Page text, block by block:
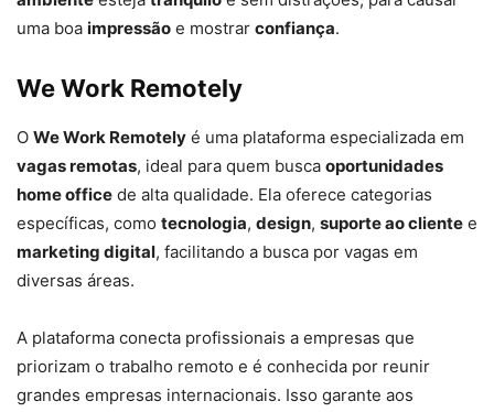
uma boa impressão e mostrar confiança.
We Work Remotely
O We Work Remotely é uma plataforma especializada em
vagas remotas, ideal para quem busca oportunidades
home office de alta qualidade. Ela oferece categorias
específicas, como tecnologia, design, suporte ao cliente e
marketing digital, facilitando a busca por vagas em
diversas áreas.
A plataforma conecta profissionais a empresas que
priorizam o trabalho remoto e é conhecida por reunir
grandes empresas internacionais. Isso garante aos